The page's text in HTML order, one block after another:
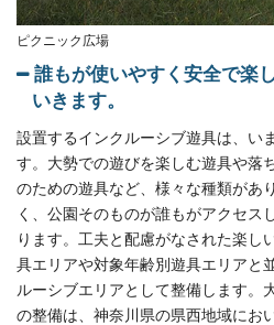
ピクニック広場
誰もが使いやすく安全で楽
いきます。
設置するインクルーシブ遊具は、い
す。大勢での遊びを楽しむ遊具や落
のための遊具など、様々な種類があ
く、公園そのものが誰もがアクセス
ります。工夫と配慮がなされた楽し
具エリアや対象年齢別遊具エリアと
ルーシブエリアとして整備します。
の整備は、神奈川県の県西地域にお